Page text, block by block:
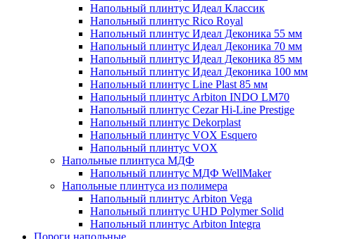
Напольный плинтус Идеал Классик
Напольный плинтус Rico Royal
Напольный плинтус Идеал Деконика 55 мм
Напольный плинтус Идеал Деконика 70 мм
Напольный плинтус Идеал Деконика 85 мм
Напольный плинтус Идеал Деконика 100 мм
Напольный плинтус Line Plast 85 мм
Напольный плинтус Arbiton INDO LM70
Напольный плинтус Cezar Hi-Line Prestige
Напольный плинтус Dekorplast
Напольный плинтус VOX Esquero
Напольный плинтус VOX
Напольные плинтуса МДФ
Напольный плинтус МДФ WellMaker
Напольные плинтуса из полимера
Напольный плинтус Arbiton Vega
Напольный плинтус UHD Polymer Solid
Напольный плинтус Arbiton Integra
Пороги напольные